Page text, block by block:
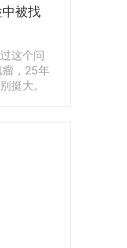
被找
这个问
瘤，25年
挺大。